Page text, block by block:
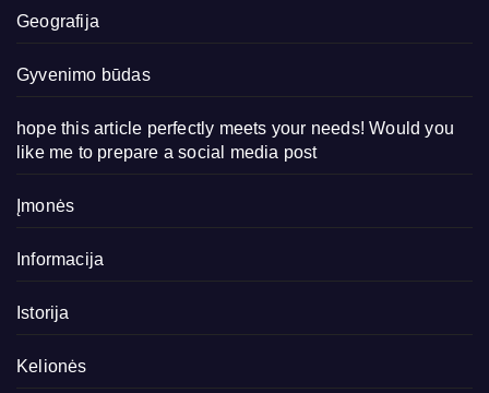
Geografija
Gyvenimo būdas
hope this article perfectly meets your needs! Would you
like me to prepare a social media post
Įmonės
Informacija
Istorija
Kelionės